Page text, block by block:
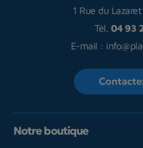
1 Rue du Lazaret
Tél. 04 93
E-mail :
Notre boutique